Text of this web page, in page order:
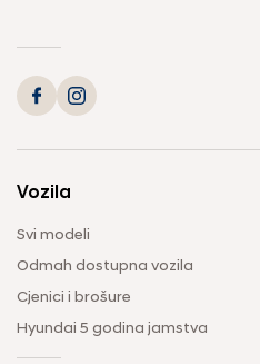
Vozila
Svi modeli
Odmah dostupna vozila
Cjenici i brošure
Hyundai 5 godina jamstva